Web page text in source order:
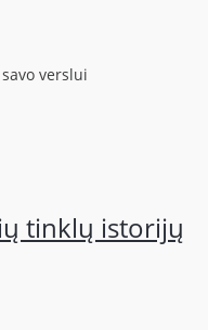
verslui
tinklų istorijų